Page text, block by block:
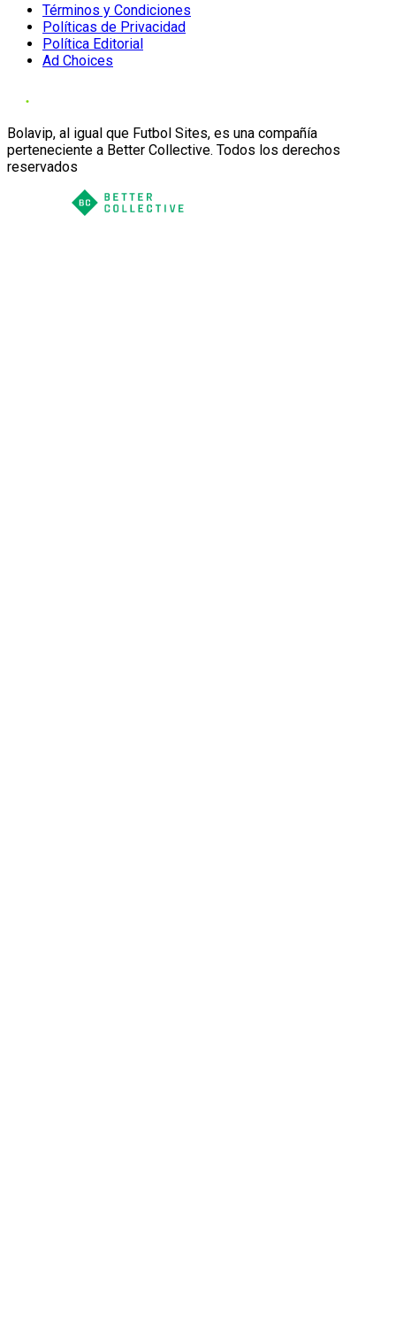
Términos y Condiciones
Políticas de Privacidad
Política Editorial
Ad Choices
Bolavip, al igual que Futbol Sites, es una compañía
perteneciente a Better Collective. Todos los derechos
reservados